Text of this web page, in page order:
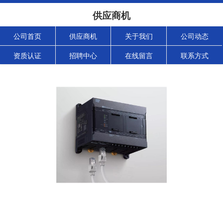
供应商机
公司首页 供应商机 关于我们 公司动态
资质认证 招聘中心 在线留言 联系方式